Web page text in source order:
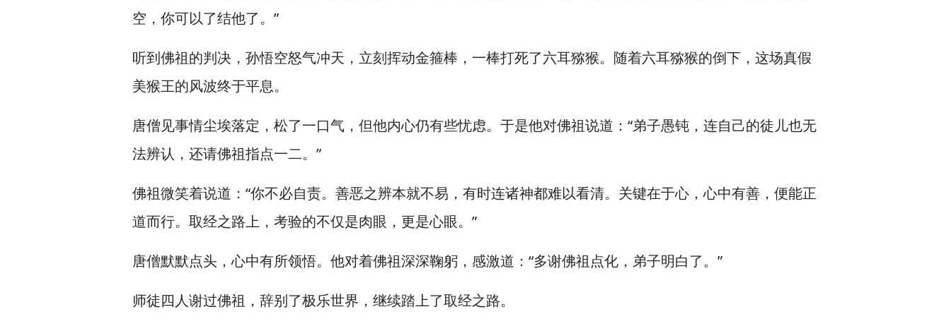
空， 你可以了结他了。”
听到佛祖的判决， 孙悟空怒气冲天， 立刻挥动金箍棒， 一棒打死了六耳猕猴。 随着六耳猕猴的倒下， 这场真假
美猴王的风波终于平息。
唐僧见事情尘埃落定， 松了一口气， 但他内心仍有些忧虑。 于是他对佛祖说道：“弟子愚钝， 连自己的徒儿也无
法辨认， 还请佛祖指点一二。”
佛祖微笑着说道：“你不必自责。 善恶之辨本就不易， 有时连诸神都难以看清。 关键在于心，心中有善， 便能正
道而行。 取经之路上， 考验的不仅是肉眼， 更是心眼。”
唐僧默默点头，心中有所领悟。 他对着佛祖深深鞠躬， 感激道：“多谢佛祖点化， 弟子明白了。”
师徒四人谢过佛祖， 辞别了极乐世界， 继续踏上了取经之路。